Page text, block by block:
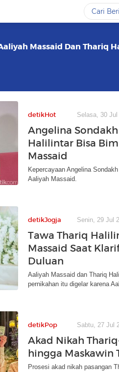
Massaid Dan Thariq
detikHot Selasa, 30
Angelina
Halilintar Bisa
Massaid
Kepercayaan Angelina
Aaliyah Massaid.
detikJogja Senin, 29 Jul
Tawa Thariq
Massaid Saat
Duluan
Aaliyah Massaid dan Thariq
pernikahan itu digelar karena
detikPop Sabtu, 27 Jul
Akad Nikah
hingga Maskawin
Prosesi akad nikah pasangan